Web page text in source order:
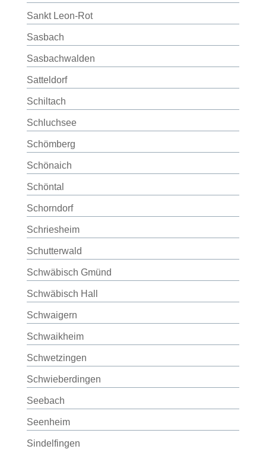
Sankt Leon-Rot
Sasbach
Sasbachwalden
Satteldorf
Schiltach
Schluchsee
Schömberg
Schönaich
Schöntal
Schorndorf
Schriesheim
Schutterwald
Schwäbisch Gmünd
Schwäbisch Hall
Schwaigern
Schwaikheim
Schwetzingen
Schwieberdingen
Seebach
Seenheim
Sindelfingen